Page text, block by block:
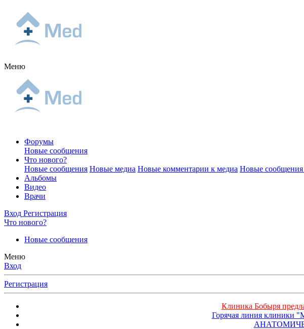
Меню
Форумы
Новые сообщения
Что нового?
Новые сообщения Новые медиа Новые комментарии к медиа Новые
Альбомы
Видео
Врачи
Вход Регистрация
Что нового?
Новые сообщения
Меню
Вход
Регистрация
Клиника Бобыря
Горячая линия клиники